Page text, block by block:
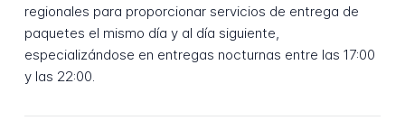
regionales para proporcionar servicios de entrega de
paquetes el mismo día y al día siguiente,
especializándose en entregas nocturnas entre las 17:00
y las 22:00.